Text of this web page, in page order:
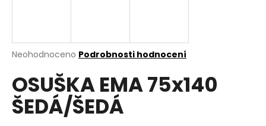
Průměrné
produktu
je
0,0
z
Neohodnoceno Podrobnosti hodnocení
OSUŠKA EMA 75x140
ŠEDÁ/ŠEDÁ
í
t
?